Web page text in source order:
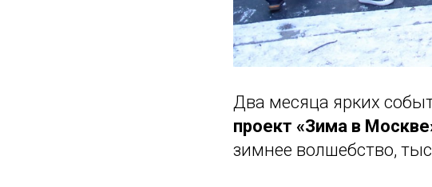
Два месяца ярких
проект «Зима в
зимнее волшебство,